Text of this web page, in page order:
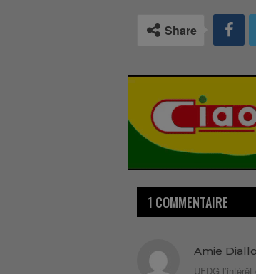
Share
1 COMMENTAIRE
Amie Diallo
UFDG